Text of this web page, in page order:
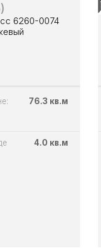
6260-0074
76.3 кв.м
4.0 кв.м